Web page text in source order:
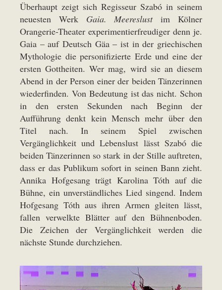
Überhaupt zeigt sich Regisseur Szabó in seinem
neuesten Werk Gaia. Meereslustim Kölner
Orangerie-Theater experimentierfreudiger denn je.
Gaia – auf Deutsch Gäa – ist in der griechischen
Mythologie die personifizierte Erde und eine der
ersten Gottheiten. Wer mag, wird sie an diesem
Abend in der Person einer der beiden Tänzerinnen
wiederfinden. Von Bedeutung ist das nicht. Schon
in den ersten Sekunden nach Beginn der
Aufführung denkt kein Mensch mehr über den
Titel nach. In seinem Spiel zwischen
Vergänglichkeit und Lebenslust lässt Szabó die
beiden Tänzerinnen so stark in der Stille auftreten,
dass er das Publikum sofort in seinen Bann zieht.
Annika Hofgesang trägt Karolina Tóth auf die
Bühne, ein unverständliches Lied singend. Indem
Hofgesang Tóth aus ihren Armen gleiten lässt,
fallen verwelkte Blätter auf den Bühnenboden.
Die Zeichen der Vergänglichkeit werden die
nächste Stunde durchziehen.